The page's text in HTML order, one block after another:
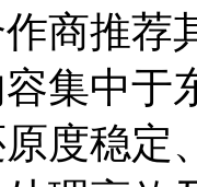
商推荐
集中于
度稳定